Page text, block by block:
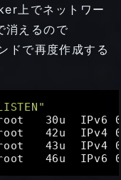
上でネットワー
消えるので
ドで再度作成する
IPv6
IPv4
IPv4